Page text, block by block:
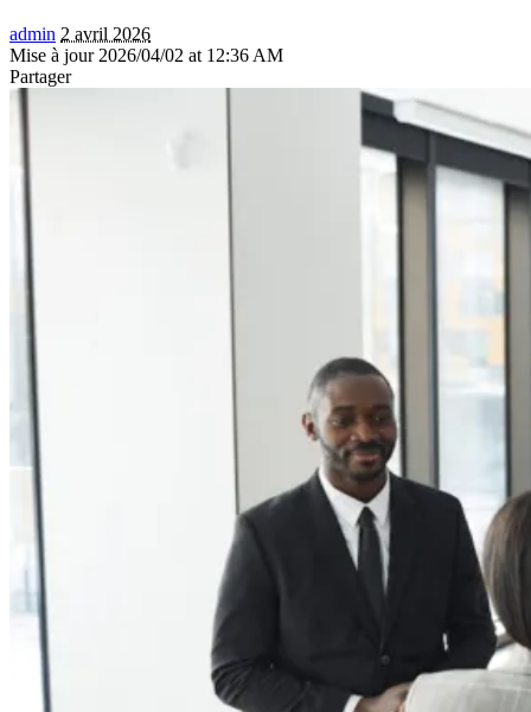
admin 2 avril 2026
Mise à jour 2026/04/02 at 12:36 AM
Partager